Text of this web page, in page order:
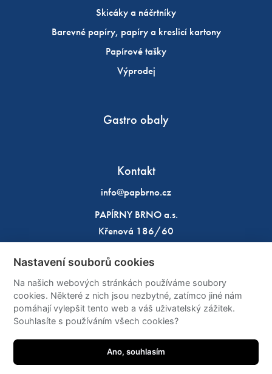
Skicáky a náčrtníky
Barevné papíry, papíry a kreslicí kartony
Papírové tašky
Výprodej
Gastro obaly
Kontakt
info@papbrno.cz
PAPÍRNY BRNO a.s.
Křenová 186/60
IČO: 49970933
DIČ: CZ49970933
Sítě
Nastavení souborů cookies
Na našich webových stránkách používáme soubory
cookies. Některé z nich jsou nezbytné, zatímco jiné nám
pomáhají vylepšit tento web a váš uživatelský zážitek.
Souhlasíte s používáním všech cookies?
Ano, souhlasím